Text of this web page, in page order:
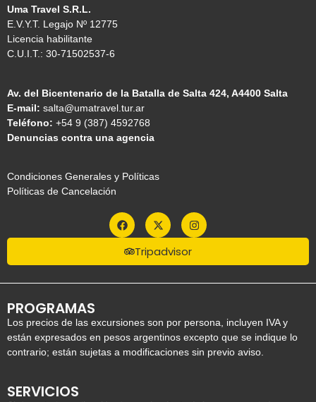
Uma Travel S.R.L.
E.V.Y.T. Legajo Nº 12775
Licencia habilitante
C.U.I.T.: 30-71502537-6
Av. del Bicentenario de la Batalla de Salta 424, A4400 Salta
E-mail: salta@umatravel.tur.ar
Teléfono: +54 9 (387) 4592768
Denuncias contra una agencia
Condiciones Generales y Políticas
Políticas de Cancelación
Tripadvisor
PROGRAMAS
Los precios de las excursiones son por persona, incluyen IVA y
están expresados en pesos argentinos excepto que se indique lo
contrario; están sujetas a modificaciones sin previo aviso.
SERVICIOS